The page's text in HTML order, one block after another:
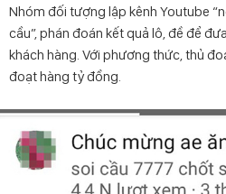
Nhóm đối tượng lập kênh Youtube
cầu”, phán đoán kết quả lô, đề để
khách hàng. Với phương thức, thủ
đoạt hàng tỷ đồng.